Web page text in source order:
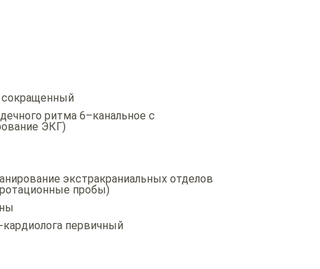
ритма 6–канальное с
ЭКГ)
экстракраниальных отделов
пробы)
первичный